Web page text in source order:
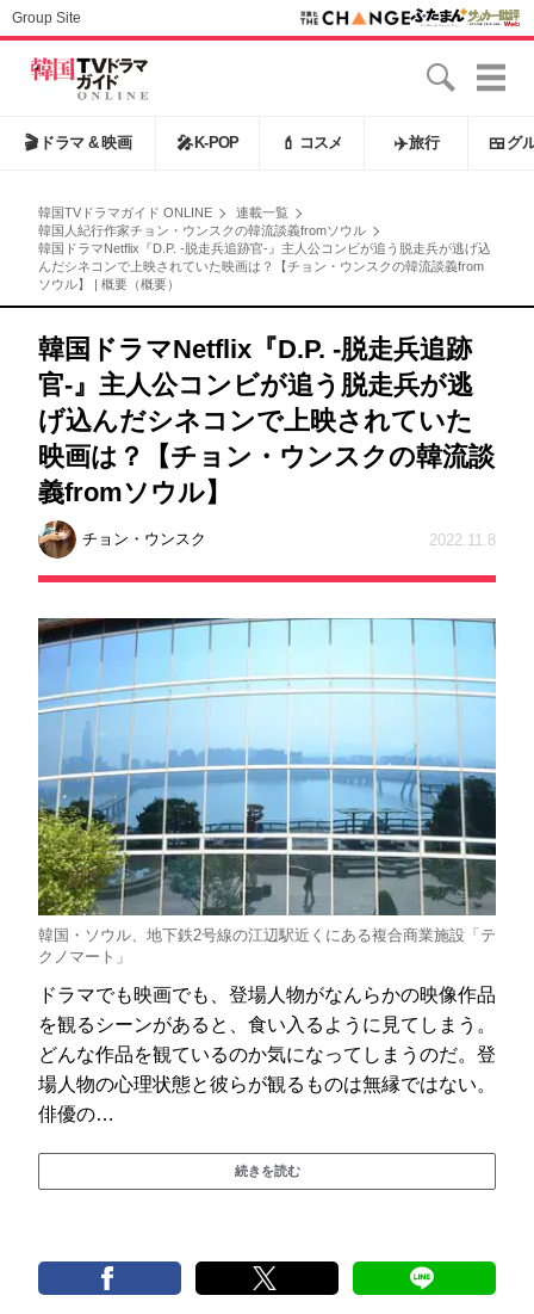
Group Site
🎬 ドラマ & 映画 🎤 K-POP 💄 コスメ ✈️旅行 🍱 グ
韓国TVドラマガイド ONLINE
連載一覧
韓国人紀行作家チョン・ウンスクの韓流談義fromソウル
韓国ドラマNetflix『D.P. -脱走兵追跡官-』主人公コンビが追う脱走兵が逃げ込
んだシネコンで上映されていた映画は？【チョン・ウンスクの韓流談義from
ソウル】 | 概要（概要）
韓国ドラマNetflix『D.P. -脱走兵追跡
官-』主人公コンビが追う脱走兵が逃
げ込んだシネコンで上映されていた
映画は？【チョン・ウンスクの韓流談
義fromソウル】
チョン・ウンスク 2022.11.8
韓国・ソウル、地下鉄2号線の江辺駅近くにある複合商業施設「テ
クノマート」
ドラマでも映画でも、登場人物がなんらかの映像作品
を観るシーンがあると、食い入るように見てしまう。
どんな作品を観ているのか気になってしまうのだ。登
場人物の心理状態と彼らが観るものは無縁ではない。
俳優の…
続きを読む